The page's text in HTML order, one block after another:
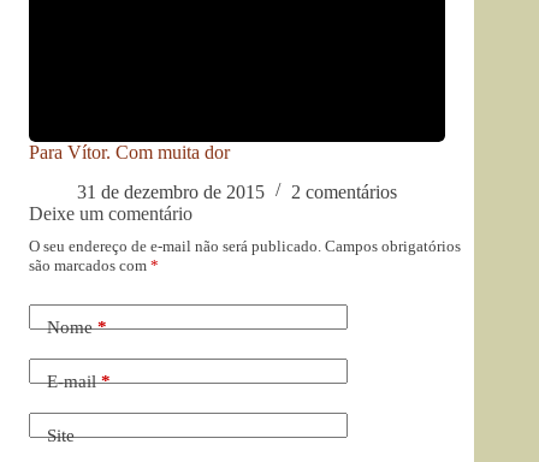
Para Vítor. Com muita dor
31 de dezembro de 2015
2 comentários
Deixe um comentário
O seu endereço de e-mail não será publicado. Campos obrigatórios
são marcados com *
Nome*
E-mail*
Site